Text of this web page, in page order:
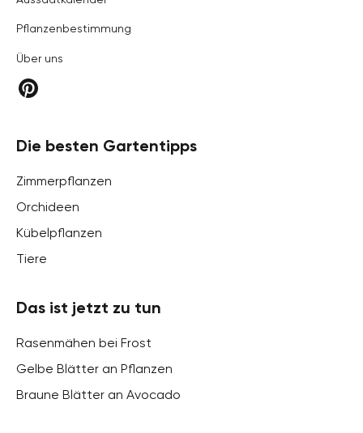
Pflanzenbestimmung
Über uns
Die besten Gartentipps
Zimmerpflanzen
Orchideen
Kübelpflanzen
Tiere
Das ist jetzt zu tun
Rasenmähen bei Frost
Gelbe Blätter an Pflanzen
Braune Blätter an Avocado